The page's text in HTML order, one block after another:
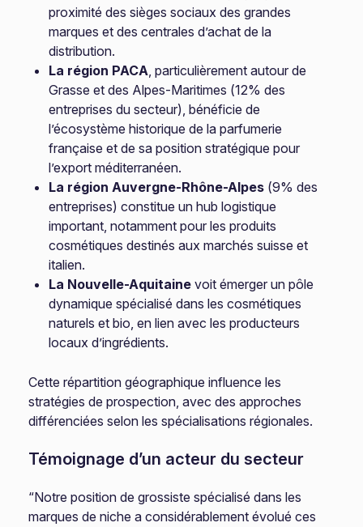
proximité des sièges sociaux des grandes
marques et des centrales d’achat de la
distribution.
La région PACA, particulièrement autour de
Grasse et des Alpes-Maritimes (12% des
entreprises du secteur), bénéficie de
l’écosystème historique de la parfumerie
française et de sa position stratégique pour
l’export méditerranéen.
La région Auvergne-Rhône-Alpes (9% des
entreprises) constitue un hub logistique
important, notamment pour les produits
cosmétiques destinés aux marchés suisse et
italien.
La Nouvelle-Aquitaine voit émerger un pôle
dynamique spécialisé dans les cosmétiques
naturels et bio, en lien avec les producteurs
locaux d’ingrédients.
Cette répartition géographique influence les
stratégies de prospection, avec des approches
différenciées selon les spécialisations régionales.
Témoignage d’un acteur du secteur
“Notre position de grossiste spécialisé dans les
marques de niche a considérablement évolué ces